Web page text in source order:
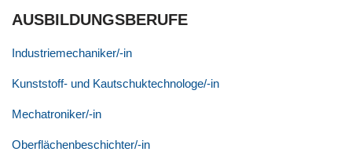
AUSBILDUNGSBERUFE
Industriemechaniker/-in
Kunststoff- und Kautschuktechnologe/-in
Mechatroniker/-in
Oberflächenbeschichter/-in